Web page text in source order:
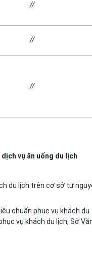
//
//
//
vụ ăn uống du lịch
du lịch trên cơ sở tự
chuẩn phục vụ khách du
vụ khách du lịch, Sở